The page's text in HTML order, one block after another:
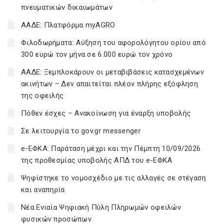
πνευματικών δικαιωμάτων
ΑΑΔΕ: Πλατφόρμα myAGRO
Φιλοδωρήματα: Αύξηση του αφορολόγητου ορίου από
300 ευρώ τον μήνα σε 6.000 ευρώ τον χρόνο
ΑΑΔΕ: Ξεμπλοκάρουν οι μεταβιβάσεις κατασχεμένων
ακινήτων – Δεν απαιτείται πλέον πλήρης εξόφληση
της οφειλής
Πόθεν έσχες – Ανακοίνωση για έναρξη υποβολής
Σε λειτουργία το gov.gr messenger
e-ΕΦΚΑ: Παράταση μέχρι και την Πέμπτη 10/09/2026
της προθεσμίας υποβολής ΑΠΔ του e-ΕΦΚΑ
Ψηφίστηκε το νομοσχέδιο με τις αλλαγές σε στέγαση
και αναπηρία
Νέα Ενιαία Ψηφιακή Πύλη Πληρωμών οφειλών
φυσικών προσώπων